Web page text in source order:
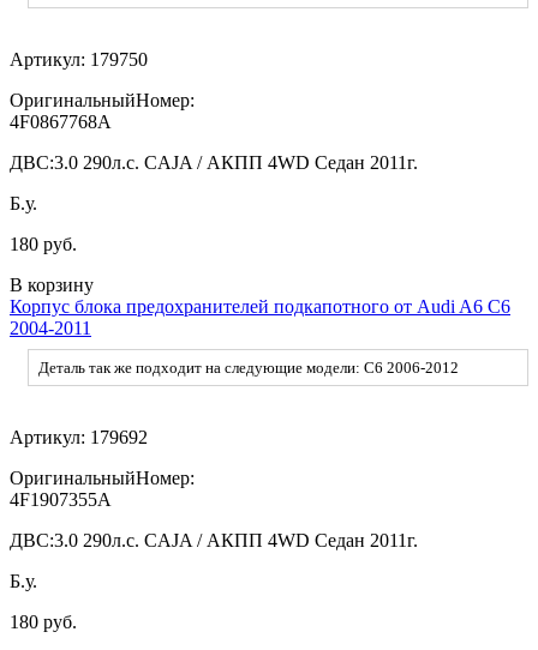
Артикул: 179750
ОригинальныйНомер:
4F0867768A
ДВС:3.0 290л.с. CAJA / АКПП 4WD Седан 2011г.
Б.у.
180 руб.
В корзину
Корпус блока предохранителей подкапотного от Audi A6 C6
2004-2011
Деталь так же подходит на следующие модели: C6 2006-2012
Артикул: 179692
ОригинальныйНомер:
4F1907355A
ДВС:3.0 290л.с. CAJA / АКПП 4WD Седан 2011г.
Б.у.
180 руб.